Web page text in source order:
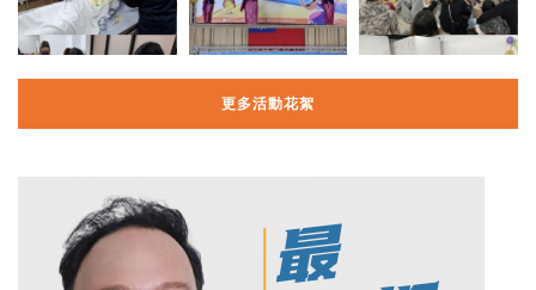
更多活動花絮